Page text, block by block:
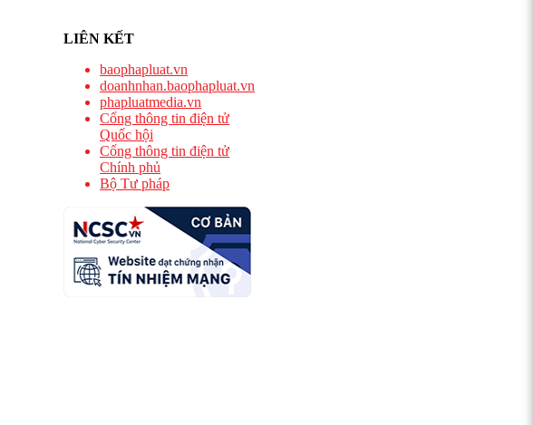
LIÊN KẾT
baophapluat.vn
doanhnhan.baophapluat.vn
phapluatmedia.vn
Cổng thông tin điện tử
Quốc hội
Cổng thông tin điện tử
Chính phủ
Bộ Tư pháp